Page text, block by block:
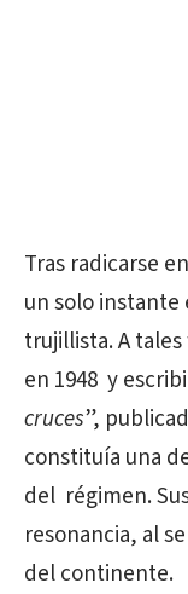
Tras radicarse
un solo
trujillista. A
en 1948 y
cruces”,
constituía una
del régimen.
resonancia, al
del continente.